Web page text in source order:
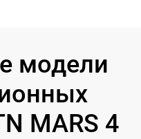
модели
MARS 4